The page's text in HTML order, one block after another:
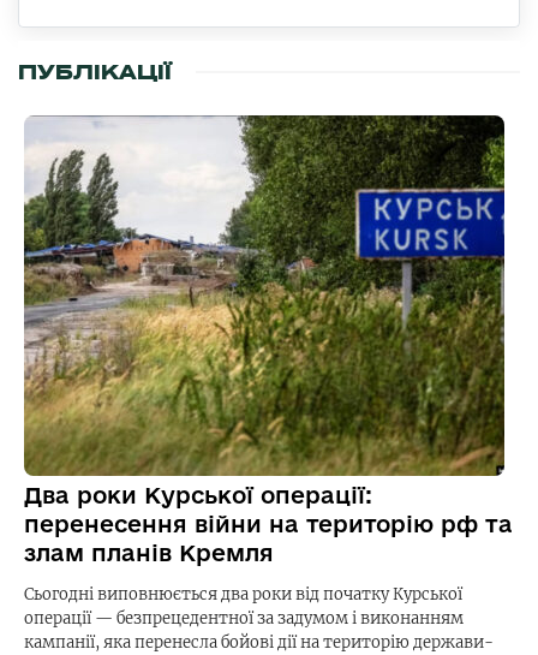
ПУБЛІКАЦІЇ
Два роки Курської операції:
перенесення війни на територію рф та
злам планів Кремля
Сьогодні виповнюється два роки від початку Курської
операції — безпрецедентної за задумом і виконанням
кампанії, яка перенесла бойові дії на територію держави-